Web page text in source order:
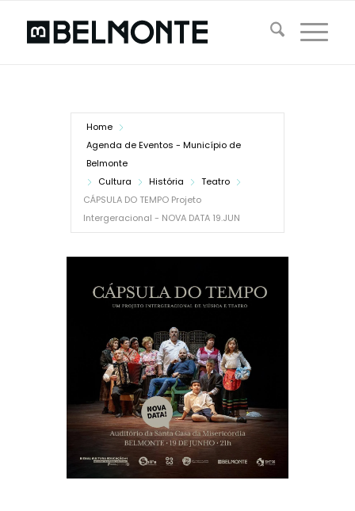
Home
Agenda de Eventos - Município de
Belmonte
Cultura
História
Teatro
CÁPSULA DO TEMPO Projeto
Intergeracional - NOVA DATA 19.JUN